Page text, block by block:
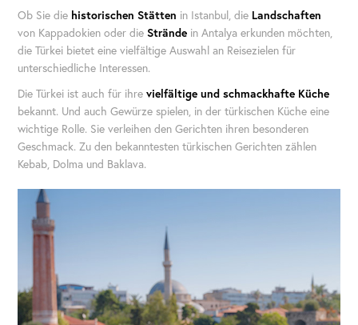
Ob Sie die historischen Stätten in Istanbul, die Landschaften
von Kappadokien oder dieStrände in Antalya erkunden möchten,
die Türkei bietet eine vielfältige Auswahl an Reisezielen für
unterschiedliche Interessen.
Die Türkei ist auch für ihrevielfältige und schmackhafte Küche
bekannt. Und auch Gewürze spielen, in der türkischen Küche eine
wichtige Rolle. Sie verleihen den Gerichten ihren besonderen
Geschmack. Zu den bekanntesten türkischen Gerichten zählen
Kebab, Dolma und Baklava.